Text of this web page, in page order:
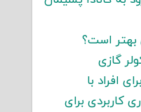
بهتر است؟
گازی
افراد با
کاربردی برای